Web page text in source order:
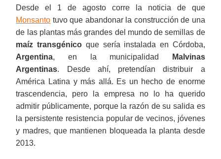
Desde el 1 de agosto corre la noticia de que
Monsanto tuvo que abandonar la construcción de una
de las plantas más grandes del mundo de semillas de
maíz transgénico que sería instalada en Córdoba,
Argentina, en la municipalidad
Malvinas
Argentinas. Desde ahí, pretendían distribuir a
América Latina y más allá. Es un hecho de enorme
trascendencia, pero la empresa no lo ha querido
admitir públicamente, porque la razón de su salida es
la persistente resistencia popular de vecinos, jóvenes
y madres, que mantienen bloqueada la planta desde
2013.